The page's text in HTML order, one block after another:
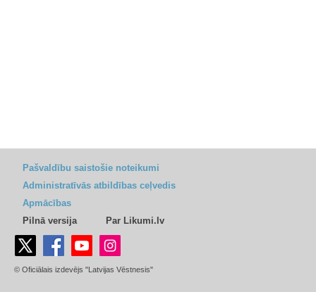
Pašvaldību saistošie noteikumi
Administratīvās atbildības ceļvedis
Apmācības
Pilnā versija
Par Likumi.lv
© Oficiālais izdevējs "Latvijas Vēstnesis"